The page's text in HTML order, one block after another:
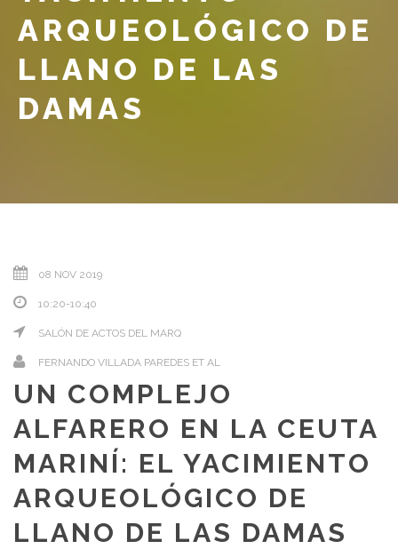
ARQUEOLÓGICO DE
LLANO DE LAS
DAMAS
08 NOV 2019
10:20-10:40
SALÓN DE ACTOS DEL MARQ
FERNANDO VILLADA PAREDES ET AL
UN COMPLEJO
ALFARERO EN LA CEUTA
MARINÍ: EL YACIMIENTO
ARQUEOLÓGICO DE
LLANO DE LAS DAMAS